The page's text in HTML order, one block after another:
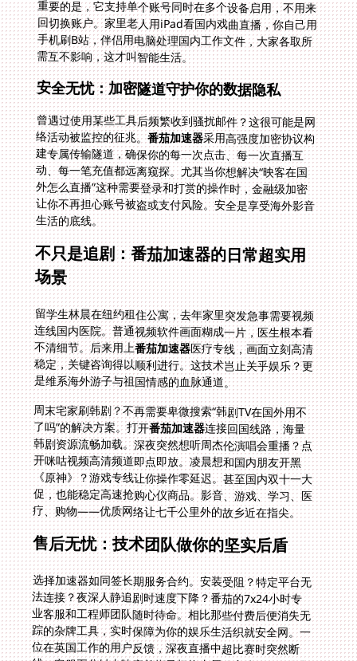
需互不影响，这才叫智能生活。
安全无忧：加密隧道守护你的数据隐私
曾遇过使用某些工具后频繁收到骚扰邮件？这很可能是网
络活动被监控的征兆。番茄加速器采用高强度加密协议构
建专属传输隧道，确保你的每一次点击、每一次直播互
动、每一笔充值都远离窥探。尤其当你想解决“映客在国
外怎么直播”这种需要登录和打赏的操作时，金融级加密
让你不再担心账号被盗或支付风险。安全是享受海外影音
生活的底线。
不只是追剧：番茄加速器的日常超实用
场景
留学生林晨在纽约租住公寓，去年家里突发急事需要视频
连线国内医院。普通视频软件画面糊成一片，医生根本看
不清细节。后来用上番茄加速器医疗专线，画面立刻高清
稳定，关键咨询得以顺利进行。这技术岂止关乎娱乐？更
是维系海外游子与祖国情感的血脉通道。
周末宅家刷韩剧？不再需要卑微搜索“韩剧TV在国外用不
了吗”的解决方案。打开番茄加速器连接回国线路，海量
韩剧资源流畅加载。深夜突然想听周杰伦演唱会重播？点
开咪咕视频高清频道即点即放。凌晨想和国内朋友开黑
《原神》？游戏专线让你操作零延迟。甚至国内双十一大
促，也能稳定高速抢购心仪商品。影音、游戏、学习、医
疗、购物——优质网络让七千公里外的故乡近在指尖。
售后无忧：技术团队做你的坚实后盾
选择加速器如同签长期服务合约。安装受阻？特定平台无
法连接？夜深人静追剧时速度下降？番茄的7x24小时专
业客服和工程师团队随时待命。相比那些付费后便消失无
踪的杂牌工具，实时保障为你的娱乐生活织就安全网。一
位在英国工作的用户反馈，深夜直播中超比赛时突然断
线，客服五分钟内响应并指导切换专属体育线路，最终赶